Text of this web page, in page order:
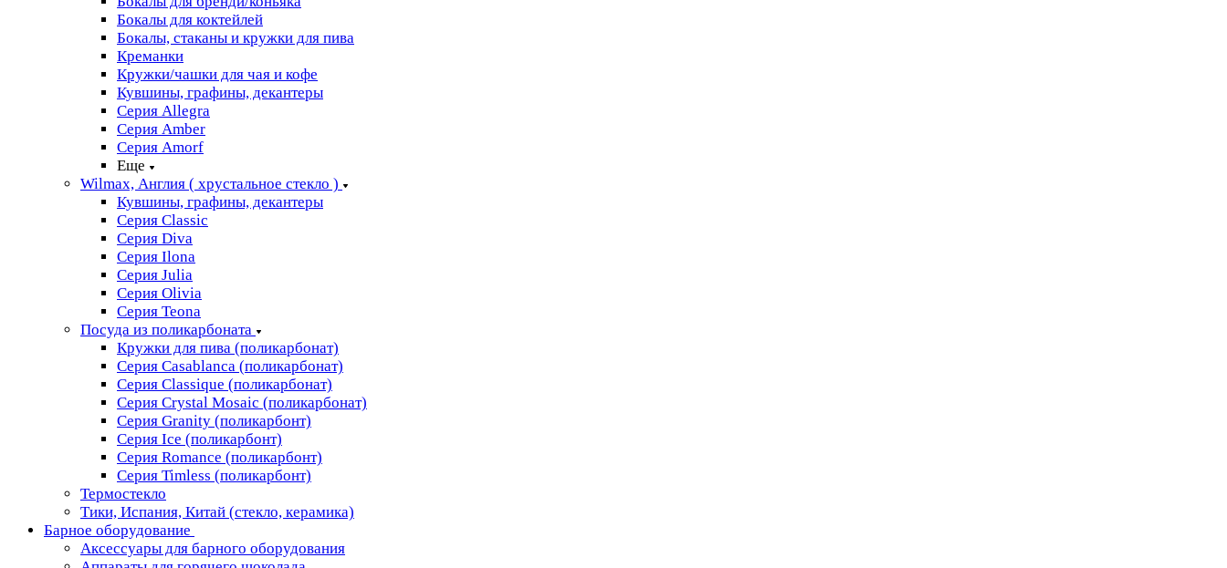
Бокалы для коктейлей
Бокалы, стаканы и кружки для пива
Креманки
Кружки/чашки для чая и кофе
Кувшины, графины, декантеры
Серия Allegra
Серия Amber
Серия Amorf
Еще
Wilmax, Англия ( хрустальное стекло )
Кувшины, графины, декантеры
Серия Classic
Серия Diva
Серия Ilona
Серия Julia
Серия Olivia
Серия Teona
Посуда из поликарбоната
Кружки для пива (поликарбонат)
Серия Casablanсa (поликарбонат)
Серия Classique (поликарбонат)
Серия Crystal Mosaic (поликарбонат)
Серия Granity (поликарбонт)
Серия Ice (поликарбонт)
Серия Romance (поликарбонт)
Серия Timless (поликарбонт)
Термостекло
Тики, Испания, Китай (стекло, керамика)
Барное оборудование
Аксессуары для барного оборудования